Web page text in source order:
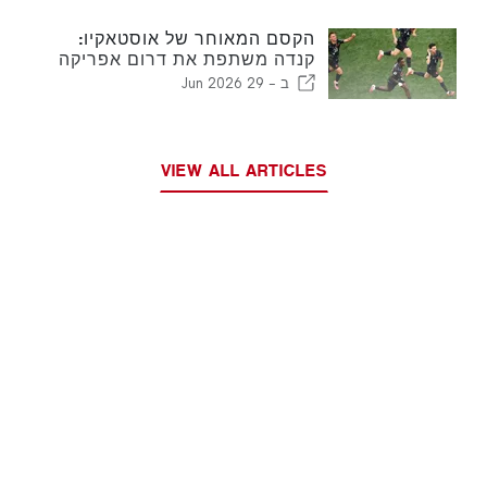
הקסם המאוחר של אוסטאקיו:
קנדה משתפת את דרום אפריקה
להשיק ריצת נוקאאוט היסטורית
ב - 29 Jun 2026
VIEW ALL ARTICLES